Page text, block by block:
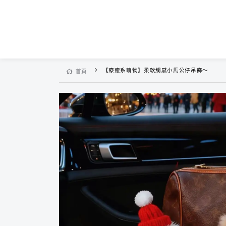
首頁 【療癒系萌物】柔軟觸感小馬公仔吊飾～